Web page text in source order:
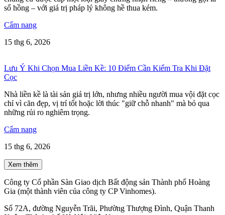
sổ hồng – với giá trị pháp lý không hề thua kém.
Cẩm nang
15 thg 6, 2026
Lưu Ý Khi Chọn Mua Liền Kề: 10 Điểm Cần Kiểm Tra Khi Đặt
Cọc
Nhà liền kề là tài sản giá trị lớn, nhưng nhiều người mua vội đặt cọc
chỉ vì căn đẹp, vị trí tốt hoặc lời thúc "giữ chỗ nhanh" mà bỏ qua
những rủi ro nghiêm trọng.
Cẩm nang
15 thg 6, 2026
Xem thêm
Công ty Cổ phần Sàn Giao dịch Bất động sản Thành phố Hoàng
Gia (một thành viên của công ty CP Vinhomes).
Số 72A, đường Nguyễn Trãi, Phường Thượng Đình, Quận Thanh